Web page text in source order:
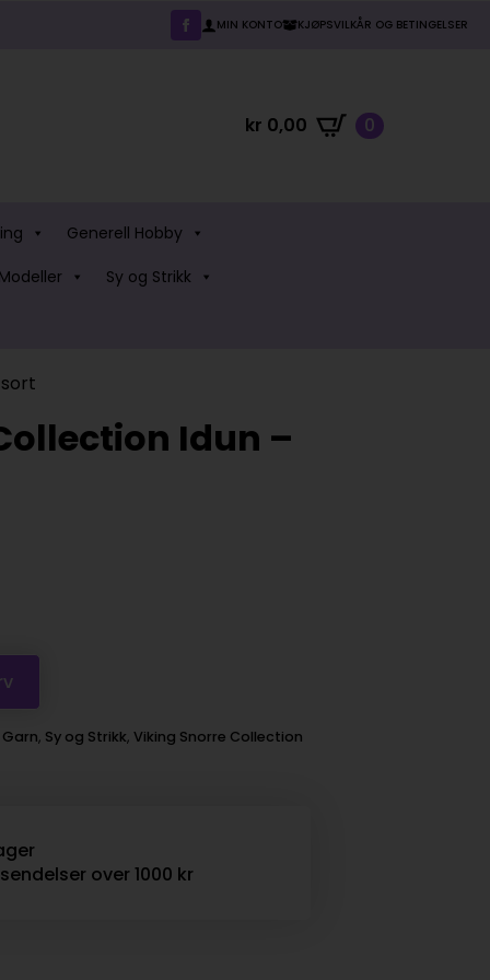
MIN KONTO KJØPSVILKÅR OG BETINGELSER
kr 0,00 0
Generell Hobby
Sy og Strikk
Idun –
Garn, Sy og Strikk, Viking Snorre Collection
over 1000 kr